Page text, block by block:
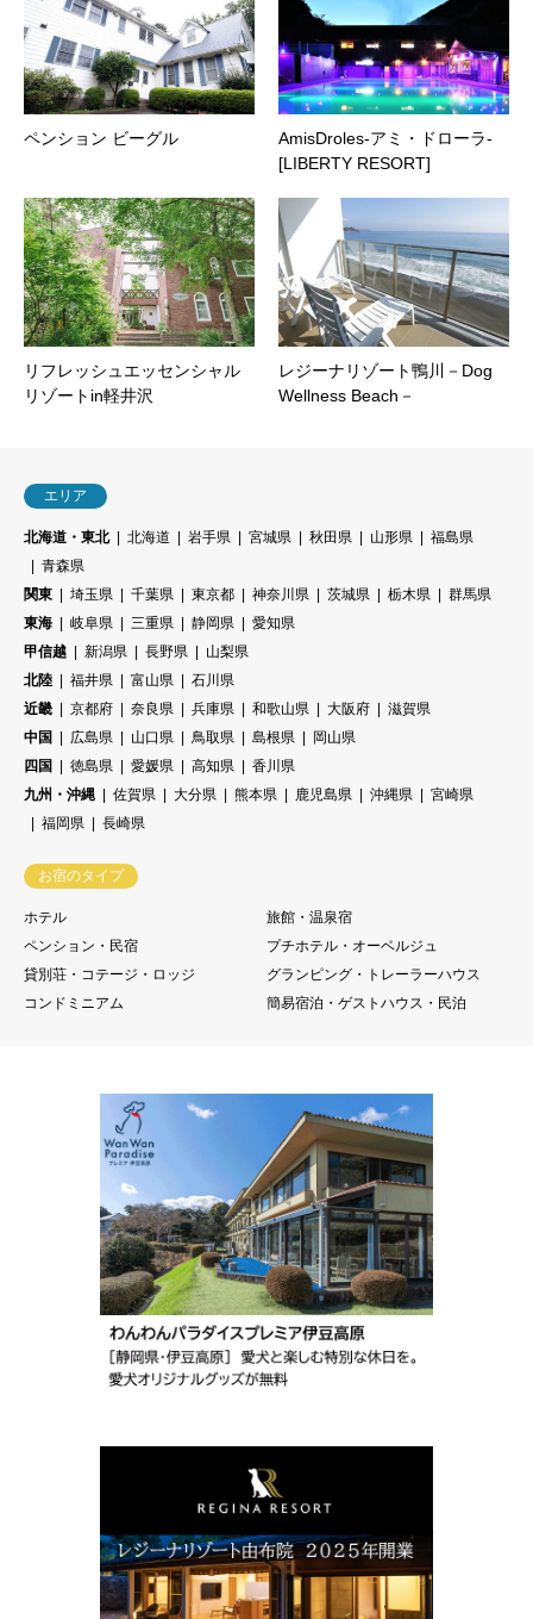
ペンション ビーグル
AmisDroles-アミ・ドローラ-
[LIBERTY RESORT]
リフレッシュエッセンシャル
リゾートin軽井沢
レジーナリゾート鴨川－Dog
Wellness Beach－
エリア
北海道・東北 北海道 岩手県 宮城県 秋田県 山形県
福島県
青森県
関東
埼玉県 千葉県 東京都 神奈川県 茨城県 栃木県
群馬県
東海
岐阜県 三重県 静岡県
愛知県
甲信越
新潟県 長野県
山梨県
北陸
福井県 富山県
石川県
近畿
京都府 奈良県 兵庫県 和歌山県 大阪府
滋賀県
中国
広島県 山口県 鳥取県 島根県
岡山県
四国
徳島県 愛媛県 高知県
香川県
九州・沖縄
佐賀県 大分県 熊本県 鹿児島県 沖縄県
宮崎県
福岡県
長崎県
お宿のタイプ
ホテル
旅館・温泉宿
ペンション・民宿
プチホテル・オーベルジュ
貸別荘・コテージ・ロッジ
グランピング・トレーラーハウス
コンドミニアム
簡易宿泊・ゲストハウス・民泊